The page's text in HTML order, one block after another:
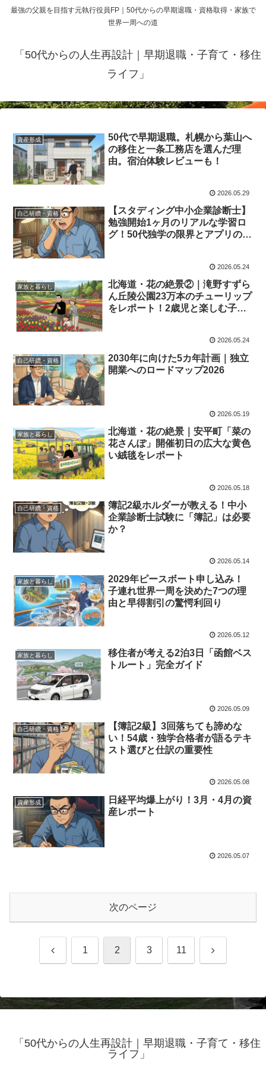
最強の父親を目指す元執行役員FP｜50代からの早期退職・資格取得・家族で
世界一周への道
「50代からの人生再設計｜早期退職・子育て・移住
ライフ」
資産形成
50代で早期退職。札幌から葉山へ
の移住と一条工務店を選んだ理
由。宿泊体験レビューも！
2026.05.29
自己研鑽・資格
【スタディング中小企業診断士】
勉強開始1ヶ月のリアルな学習ロ
グ！50代独学の限界とアプリの破
2026.05.24
家族と暮らし
北海道・花の絶景②｜滝野すずら
ん丘陵公園23万本のチューリップ
をレポート！2歳児と楽しむ子連
2026.05.24
自己研鑽・資格
2030年に向けた5カ年計画｜独立
開業へのロードマップ2026
2026.05.19
家族と暮らし
北海道・花の絶景｜安平町「菜の
花さんぽ」開催初日の広大な黄色
い絨毯をレポート
2026.05.18
自己研鑽・資格
簿記2級ホルダーが教える！中小
企業診断士試験に「簿記」は必要
か？
2026.05.14
家族と暮らし
2029年ピースボート申し込み！
子連れ世界一周を決めた7つの理
由と早得割引の驚愕利回り
2026.05.12
家族と暮らし
移住者が考える2泊3日「函館ベス
トルート」完全ガイド
2026.05.09
自己研鑽・資格
【簿記2級】3回落ちても諦めな
い！54歳・独学合格者が語るテキ
スト選びと仕訳の重要性
2026.05.08
資産形成
日経平均爆上がり！3月・4月の資
産レポート
2026.05.07
次のページ
前 1 2 3 11 次
「50代からの人生再設計｜早期退職・子育て・移住
ライフ」